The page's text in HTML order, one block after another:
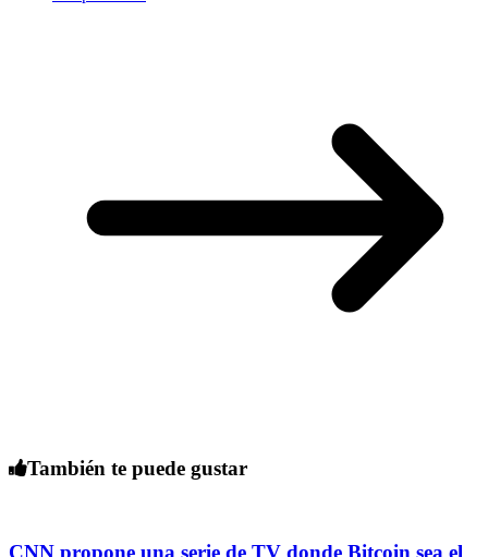
También te puede gustar
CNN propone una serie de TV donde Bitcoin sea el